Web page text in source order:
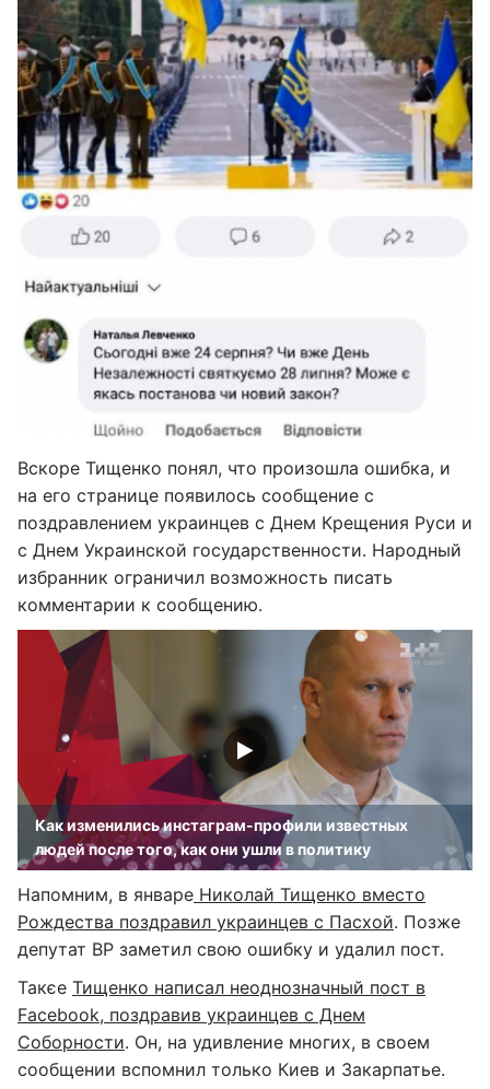
Вскоре Тищенко понял, что произошла ошибка, и
на его странице появилось сообщение с
поздравлением украинцев с Днем Крещения Руси и
с Днем Украинской государственности. Народный
избранник ограничил возможность писать
комментарии к сообщению.
Как изменились инстаграм-профили известных
людей после того, как они ушли в политику
Напомним, в январе Николай Тищенко вместо
Рождества поздравил украинцев с Пасхой. Позже
депутат ВР заметил свою ошибку и удалил пост.
Такєе Тищенко написал неоднозначный пост в
Facebook, поздравив украинцев с Днем
Соборности. Он, на удивление многих, в своем
сообщении вспомнил только Киев и Закарпатье.